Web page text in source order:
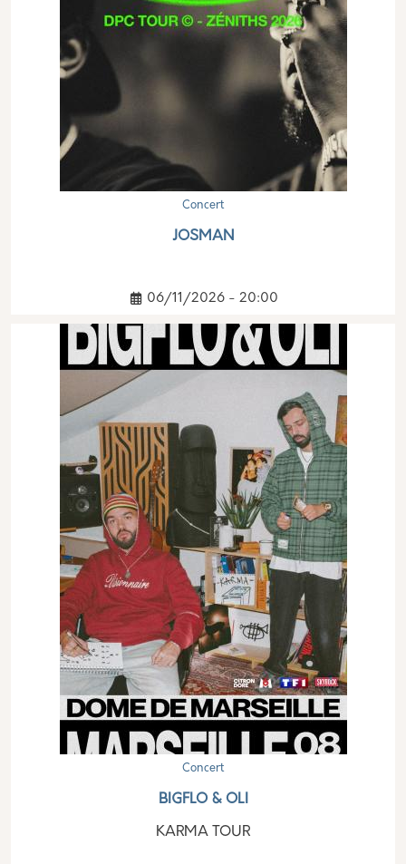
Concert
JOSMAN
06/11/2026 - 20:00
Concert
BIGFLO & OLI
KARMA TOUR